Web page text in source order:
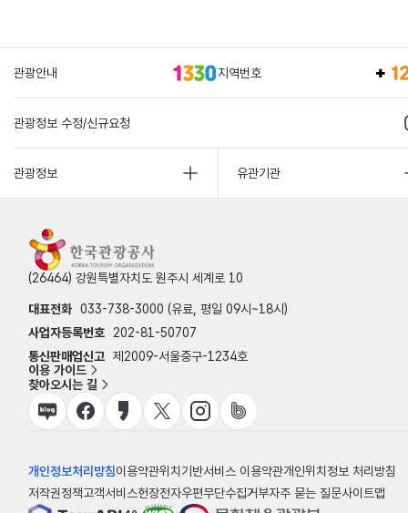
관광안내 지역번호
관광정보 수정/신규요청
관광정보 유관기관
(26464) 강원특별자치도 원주시 세계로 10
대표전화 033-738-3000 (유료, 평일 09시~18시)
사업자등록번호
202-81-50707
통신판매업신고 제2009-서울중구-1234호
이용 가이드
찾아오시는 길
개인정보처리방침이용약관위치기반서비스 이용약관개인위치정보 처리방침
저작권정책고객서비스헌장전자우편무단수집거부자주 묻는 질문사이트맵